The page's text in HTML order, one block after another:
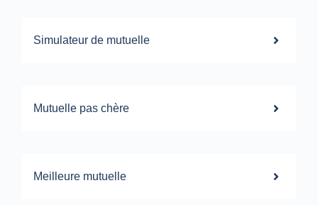
Simulateur de mutuelle
Mutuelle pas chère
Meilleure mutuelle